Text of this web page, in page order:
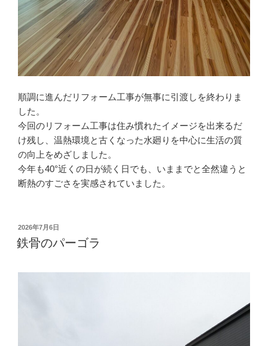
順調に進んだリフォーム工事が無事に引渡しを終わりま
した。
今回のリフォーム工事は住み慣れたイメージを出来るだ
け残し、温熱環境と古くなった水廻りを中心に生活の質
の向上をめざしました。
今年も40°近くの日が続く日でも、いままでと全然違うと
断熱のすごさを実感されていました。
投
稿
日:
2026年7月6日
鉄骨のパーゴラ